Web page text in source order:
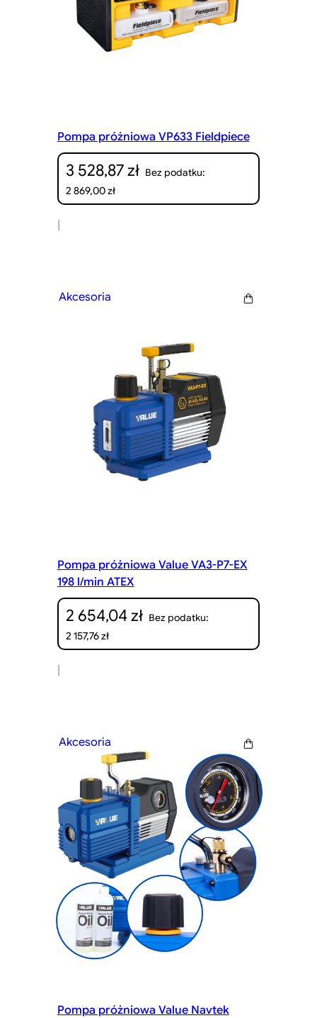
Pompa próżniowa VP633 Fieldpiece
3 528,87zł Bez podatku:
2 869,00zł
|
Akcesoria
Pompa próżniowa Value VA3-P7-EX
198 l/min ATEX
2 654,04zł Bez podatku:
2 157,76zł
|
Akcesoria
Pompa próżniowa Value Navtek